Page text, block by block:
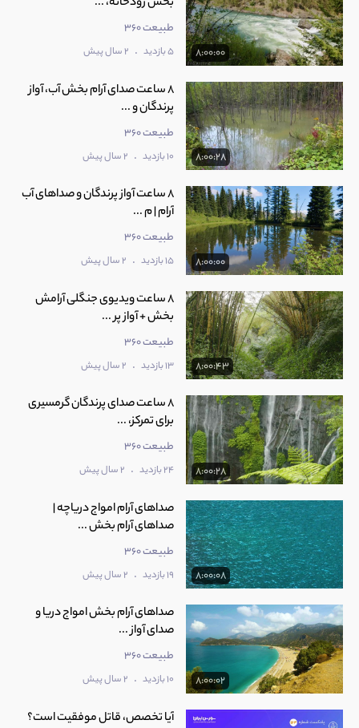
8:00:00
طبیعت 360
5 بازدید . 2 سال پیش
8:00:28
8 ساعت صدای آرام بخش آب، آواز
پرندگان و ...
طبیعت 360
10 بازدید . 2 سال پیش
8:00:00
8 ساعت آواز پرندگان و صداهای آب
آرام | م ...
طبیعت 360
15 بازدید . 2 سال پیش
8:00:43
8 ساعت ویدیوی جنگلی آرامش‌
بخش + آواز پر ...
طبیعت 360
13 بازدید . 2 سال پیش
8:00:28
8 ساعت صدای پرندگان گرمسیری
برای تمرکز، ...
طبیعت 360
24 بازدید . 2 سال پیش
8:00:08
صداهای آرام امواج دریاچه |
صداهای آرام بخش ...
طبیعت 360
19 بازدید . 2 سال پیش
8:00:02
صداهای آرام‌ بخش امواج دریا و
صدای آواز ...
طبیعت 360
10 بازدید . 2 سال پیش
آیا تخصص، قاتل موفقیت است؟